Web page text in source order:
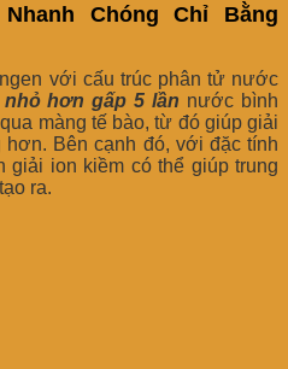
Chóng Chỉ Bằng
với cấu trúc phân tử nước
nhỏ hơn gấp 5 lần nước bình
màng tế bào, từ đó giúp giải
Bên cạnh đó, với đặc tính
giải ion kiềm có thể giúp trung
ra.